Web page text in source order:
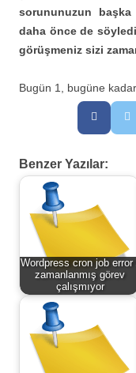
sorununuzun başka
daha önce de
görüşmeniz sizi
Bugün 1, bugüne
Benzer Yazılar:
Wordpress cron job error
zamanlanmış görev
çalışmıyor